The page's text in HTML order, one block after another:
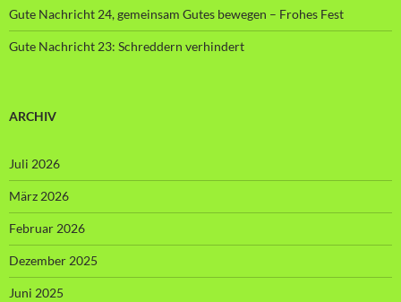
Gute Nachricht 24, gemeinsam Gutes bewegen – Frohes Fest
Gute Nachricht 23: Schreddern verhindert
ARCHIV
Juli 2026
März 2026
Februar 2026
Dezember 2025
Juni 2025